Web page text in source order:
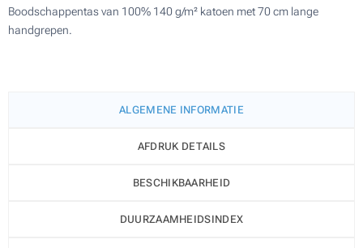
Boodschappentas van 100% 140 g/m² katoen met 70 cm lange
handgrepen.
ALGEMENE INFORMATIE
AFDRUK DETAILS
BESCHIKBAARHEID
DUURZAAMHEIDSINDEX